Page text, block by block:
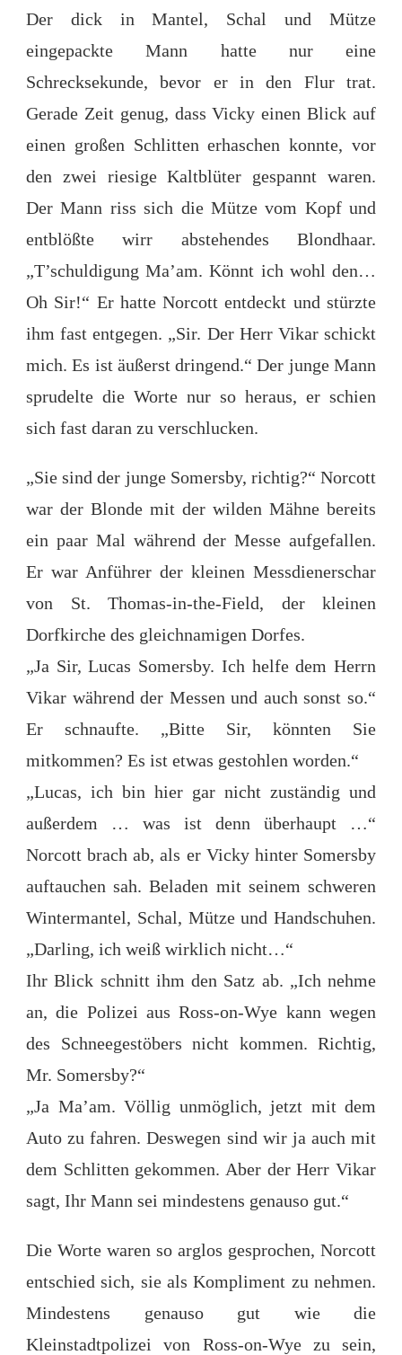
Der dick in Mantel, Schal und Mütze
eingepackte Mann hatte nur eine
Schrecksekunde, bevor er in den Flur trat.
Gerade Zeit genug, dass Vicky einen Blick auf
einen großen Schlitten erhaschen konnte, vor
den zwei riesige Kaltblüter gespannt waren.
Der Mann riss sich die Mütze vom Kopf und
entblößte wirr abstehendes Blondhaar.
„T’schuldigung Ma’am. Könnt ich wohl den…
Oh Sir!“ Er hatte Norcott entdeckt und stürzte
ihm fast entgegen. „Sir. Der Herr Vikar schickt
mich. Es ist äußerst dringend.“ Der junge Mann
sprudelte die Worte nur so heraus, er schien
sich fast daran zu verschlucken.
„Sie sind der junge Somersby, richtig?“ Norcott
war der Blonde mit der wilden Mähne bereits
ein paar Mal während der Messe aufgefallen.
Er war Anführer der kleinen Messdienerschar
von St. Thomas-in-the-Field, der kleinen
Dorfkirche des gleichnamigen Dorfes.
„Ja Sir, Lucas Somersby. Ich helfe dem Herrn
Vikar während der Messen und auch sonst so.“
Er schnaufte. „Bitte Sir, könnten Sie
mitkommen? Es ist etwas gestohlen worden.“
„Lucas, ich bin hier gar nicht zuständig und
außerdem … was ist denn überhaupt …“
Norcott brach ab, als er Vicky hinter Somersby
auftauchen sah. Beladen mit seinem schweren
Wintermantel, Schal, Mütze und Handschuhen.
„Darling, ich weiß wirklich nicht…“
Ihr Blick schnitt ihm den Satz ab. „Ich nehme
an, die Polizei aus Ross-on-Wye kann wegen
des Schneegestöbers nicht kommen. Richtig,
Mr. Somersby?“
„Ja Ma’am. Völlig unmöglich, jetzt mit dem
Auto zu fahren. Deswegen sind wir ja auch mit
dem Schlitten gekommen. Aber der Herr Vikar
sagt, Ihr Mann sei mindestens genauso gut.“
Die Worte waren so arglos gesprochen, Norcott
entschied sich, sie als Kompliment zu nehmen.
Mindestens genauso gut wie die
Kleinstadtpolizei von Ross-on-Wye zu sein,